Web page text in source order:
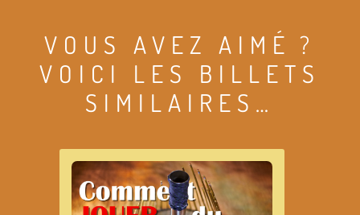
VOUS AVEZ AIMÉ ?
VOICI LES BILLETS
SIMILAIRES…